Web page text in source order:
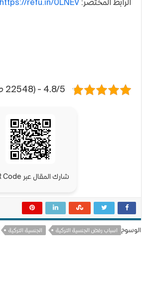
الرابط المختصر: https://refu.in/0LNEV
4.8/5 - (22548 صوت)
شارك المقال عبر QR Code
الوسوم اسباب رفض الجنسية التركية الجنسية التركية